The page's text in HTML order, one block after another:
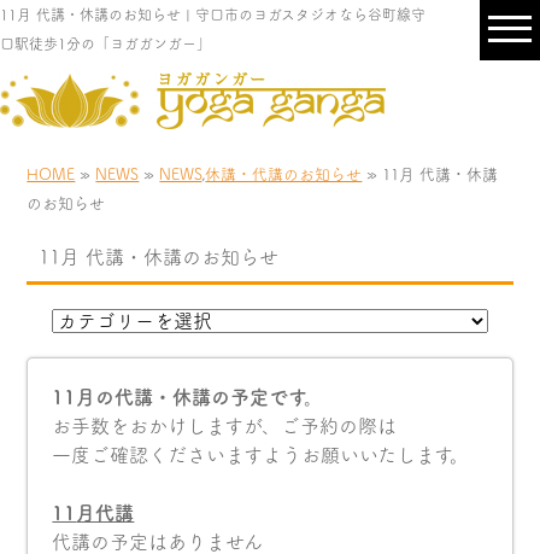
11月 代講・休講のお知らせ | 守口市のヨガスタジオなら谷町線守
口駅徒歩1分の「ヨガガンガー」
HOME » NEWS » NEWS,休講・代講のお知らせ » 11月 代講・休講
のお知らせ
11月 代講・休講のお知らせ
11月の代講・休講の予定です。
お手数をおかけしますが、ご予約の際は
一度ご確認くださいますようお願いいたします。
11 月代講
代講の予定はありません